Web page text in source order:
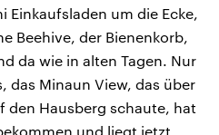
Einkaufsladen um die Ecke,
Beehive, der Bienenkorb,
da wie in alten Tagen. Nur
das Minaun View, das über
den Hausberg schaute, hat
und liegt jetzt